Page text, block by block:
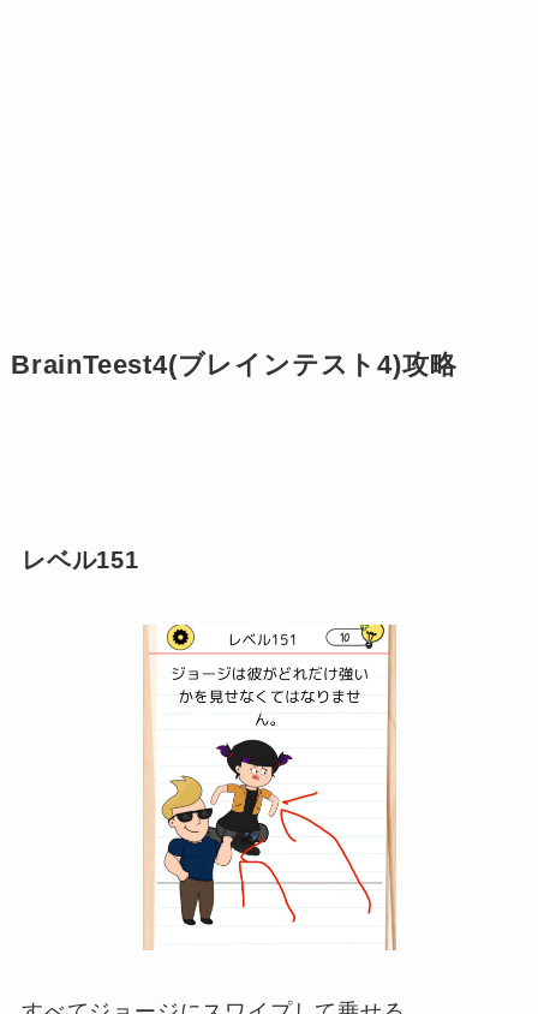
BrainTeest4(ブレインテスト4)攻略
レベル151